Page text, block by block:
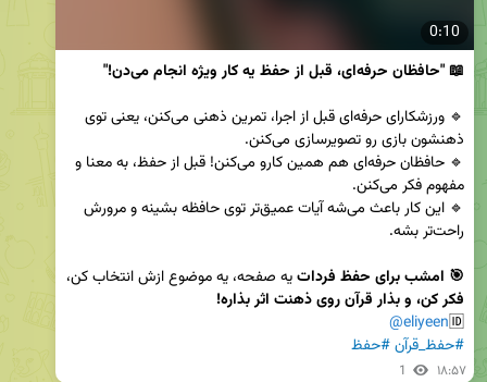
0:10
📖 "حافظان حرفه‌ای، قبل از حفظ یه کار ویژه انجام می‌دن!"
🎯 امشب برای حفظ فردات یه صفحه، یه موضوع ازش انتخاب کن،
فکر کن، و بذار قرآن روی ذهنت اثر بذاره!
🆔
@eliyeen
#حفظ_قرآن#حفظ
1 ۱۸:۵۷